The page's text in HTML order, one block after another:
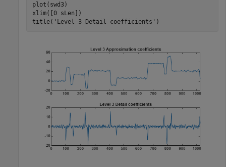
plot(swd3)
xlim([0 sLen])
title( 'Level 3 Detail coefficients' )